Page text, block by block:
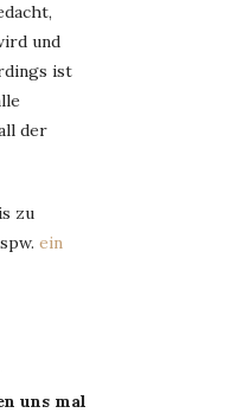
und
ist
der
zu
ein
uns mal